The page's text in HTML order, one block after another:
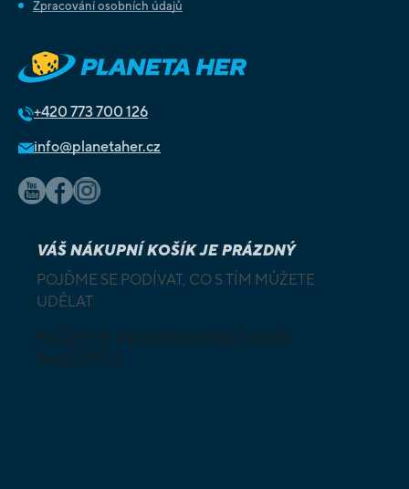
Zpracování osobních údajů
+420 773 700 126
info@planetaher.cz
VÁŠ NÁKUPNÍ KOŠÍK JE PRÁZDNÝ
POJĎME SE PODÍVAT, CO S TÍM MŮŽETE
UDĚLAT
MŮŽETE PROZKOUMAT NAŠI
NABÍDKU